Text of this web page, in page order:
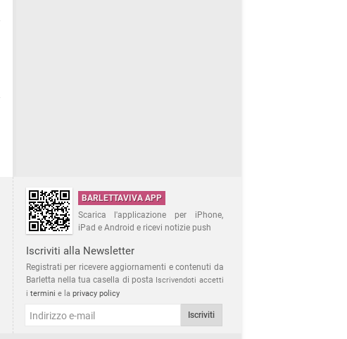
BARLETTAVIVA APP
Scarica l'applicazione per iPhone,
iPad e Android e ricevi notizie push
Iscriviti alla Newsletter
Registrati per ricevere aggiornamenti e contenuti da
Barletta nella tua casella di posta Iscrivendoti accetti
i termini e la privacy policy
Iscriviti